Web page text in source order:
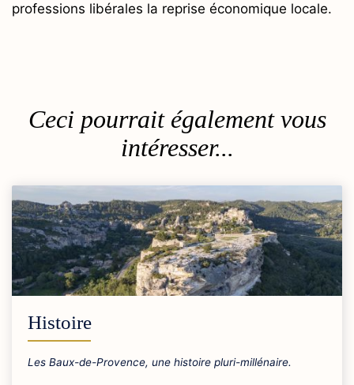
professions libérales la reprise économique locale.
Ceci pourrait également vous
intéresser...
Histoire
Les Baux-de-Provence, une histoire pluri-millénaire.